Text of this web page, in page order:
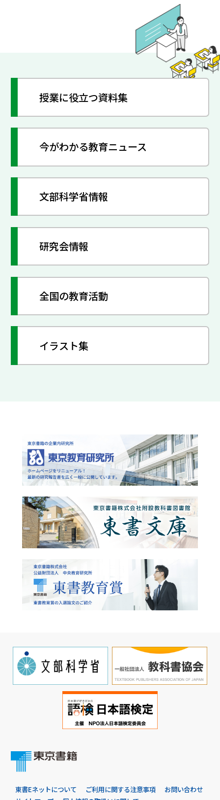
授業に役立つ資料集
今がわかる教育ニュース
文部科学省情報
研究会情報
全国の教育活動
イラスト集
東書Eネットについて ご利用に関する注意事項
お問い合わせ